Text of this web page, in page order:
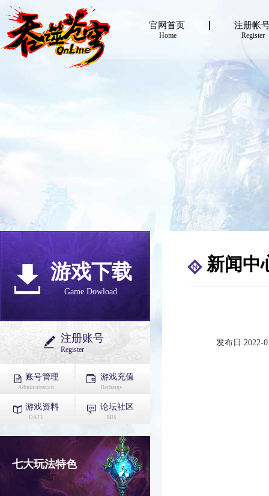
官网首页
Home
注册帐
Register
游戏下载
Game Dowload
注册账号
Register
账号管理
Administration
游戏充值
Recharge
游戏资料
DATE
论坛社区
BBS
七大玩法特色
新闻中
发布日 2022-